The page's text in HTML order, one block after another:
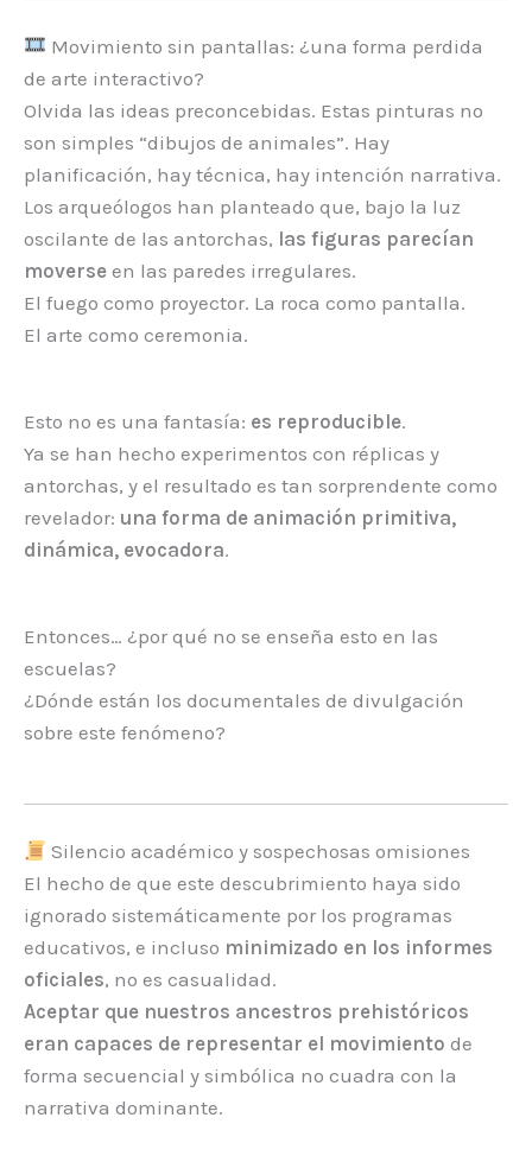
Movimiento sin pantallas: ¿una forma perdida
de arte interactivo?
Olvida las ideas preconcebidas. Estas pinturas no
son simples “dibujos de animales”. Hay
planificación, hay técnica, hay intención narrativa.
Los arqueólogos han planteado que, bajo la luz
oscilante de las antorchas, las figuras parecían
moverse en las paredes irregulares.
El fuego como proyector. La roca como pantalla.
El arte como ceremonia.
Esto no es una fantasía: es reproducible.
Ya se han hecho experimentos con réplicas y
antorchas, y el resultado es tan sorprendente como
revelador: una forma de animación primitiva,
dinámica, evocadora.
Entonces… ¿por qué no se enseña esto en las
escuelas?
¿Dónde están los documentales de divulgación
sobre este fenómeno?
Silencio académico y sospechosas omisiones
El hecho de que este descubrimiento haya sido
ignorado sistemáticamente por los programas
educativos, e incluso minimizado en los informes
oficiales, no es casualidad.
Aceptar que nuestros ancestros prehistóricos
eran capaces de representar el movimiento de
forma secuencial y simbólica no cuadra con la
narrativa dominante.